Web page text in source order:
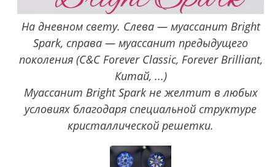
На дневном свету. Слева — муассанит Bright
Spark, справа — муассанит предыдущего
поколения (C&C Forever Classic, Forever Brilliant,
Китай, ...)
Муассанит Bright Spark не желтит в любых
условиях благодаря специальной структуре
кристаллической решетки.